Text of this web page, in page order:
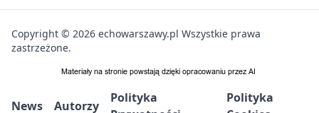
Copyright © 2026 echowarszawy.pl Wszystkie prawa
zastrzeżone.
News Autorzy
Polityka
Polityka